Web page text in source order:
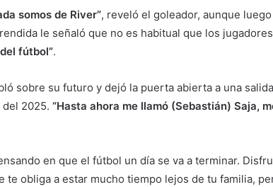
somos de River”, reveló el goleador, aunque
le señaló que no es habitual que los
fútbol”.
sobre su futuro y dejó la puerta abierta a una
2025. “Hasta ahora me llamó (Sebastián) Saja,
en que el fútbol un día se va a terminar.
te obliga a estar mucho tiempo lejos de tu familia,